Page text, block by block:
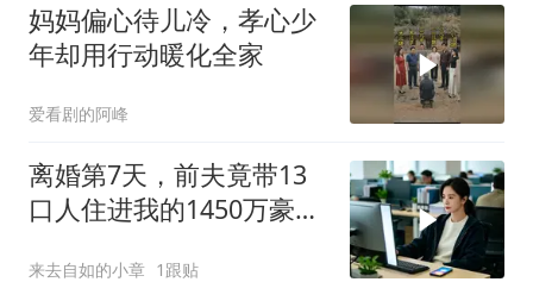
妈妈偏心待儿冷，孝心少
年却用行动暖化全家
爱看剧的阿峰
离婚第7天，前夫竟带13
口人住进我的1450万豪
来去自如的小章 1跟贴